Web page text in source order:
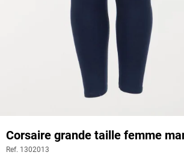
Corsaire grande taille femme
Ref. 1302013